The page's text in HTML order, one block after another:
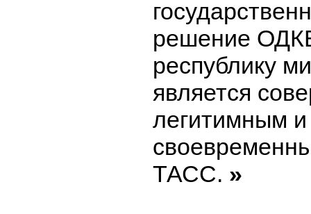
решение
республику
является
легитимным и
ТАСС. »